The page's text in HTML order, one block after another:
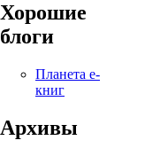
Хорошие
блоги
Планета е-
книг
Архивы